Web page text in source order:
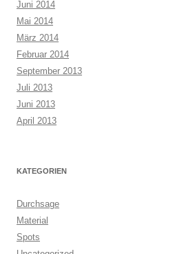
Juni 2014
Mai 2014
März 2014
Februar 2014
September 2013
Juli 2013
Juni 2013
April 2013
KATEGORIEN
Durchsage
Material
Spots